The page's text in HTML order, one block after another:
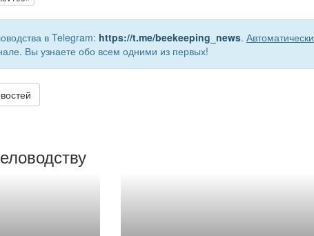
в Telegram: https://t.me/beekeeping_news. Автоматически
Вы узнаете обо всем одними из первых!